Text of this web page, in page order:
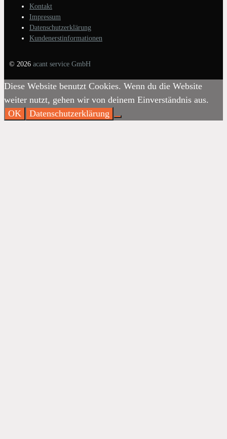
Kontakt
Impressum
Datenschutzerklärung
Kundenerstinformationen
© 2026 acant service GmbH
Diese Website benutzt Cookies. Wenn du die Website
weiter nutzt, gehen wir von deinem Einverständnis aus.
OK
Datenschutzerklärung